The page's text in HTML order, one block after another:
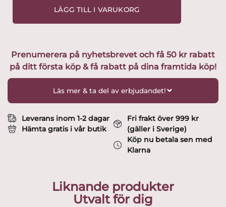
Odjuret
Shore
mängd
LÄGG TILL I VARUKORG
Prenumerera på nyhetsbrevet och få 50 kr rabatt
på ditt första köp & få rabatt på dina framtida köp!
Läs mer & ta del av erbjudandet!
Leverans inom 1-2 dagar
Hämta gratis i vår butik
Fri frakt över 999 kr
(gäller i Sverige)
Köp nu betala sen med
Klarna
Liknande produkter
Utvalt för dig